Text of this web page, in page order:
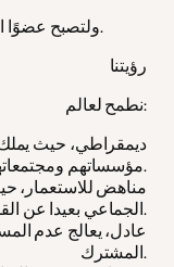
ولتصبح عضوًا اليوم.
رؤيتنا
نطمح لعالم:
ديمقراطي، حيث
مؤسساتهم ومجتمعاتهم.
مناهض للاستعمار،
الجماعي بعيدا عن القمع.
عادل، يعالج عدم
المشترك.